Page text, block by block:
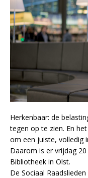
Herkenbaar: de
tegen op te zien. En
om een juiste, volledig
Daarom is er vrijdag
Bibliotheek in Olst.
De Sociaal